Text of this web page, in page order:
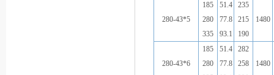
280-43*5
185
280
335
51.4
77.8
93.1
235
215
190
1480
280-43*6
185
280
51.4
77.8
282
258
1480